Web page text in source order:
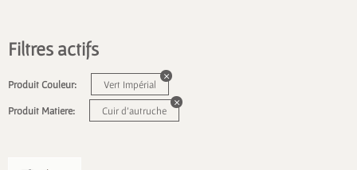
Filtres actifs
Produit Couleur: Vert Impérial
Produit Matiere: Cuir d'autruche